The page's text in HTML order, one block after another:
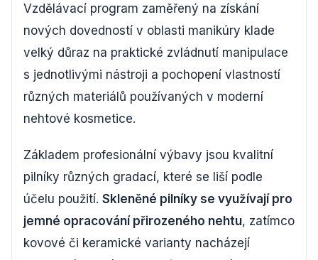
Vzdělávací program zaměřený na získání
nových dovedností v oblasti manikúry klade
velký důraz na praktické zvládnutí manipulace
s jednotlivými nástroji a pochopení vlastností
různých materiálů používaných v moderní
nehtové kosmetice.
Základem profesionální výbavy jsou kvalitní
pilníky různých gradací, které se liší podle
účelu použití. Skleněné pilníky se využívají pro
jemné opracování přirozeného nehtu, zatímco
kovové či keramické varianty nacházejí